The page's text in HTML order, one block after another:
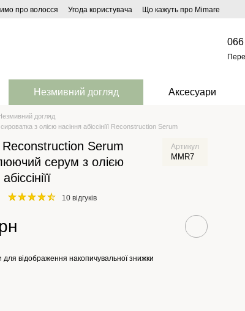
про волосся Угода користувача
Що кажуть про Mimare
Незмивний догляд Аксесуари
догляд
з олією насіння абіссініїї Reconstruction Serum
Serum
серум з олією
Артикул
MMR7
10 відгуків
для відображення накопичувальної знижки